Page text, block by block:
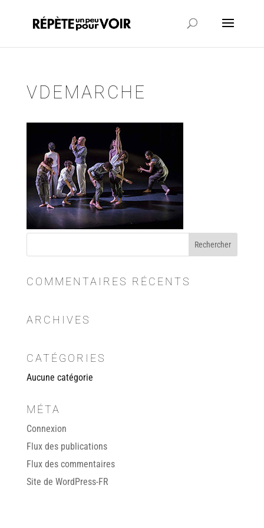
VDEMARCHE
COMMENTAIRES RÉCENTS
ARCHIVES
CATÉGORIES
Aucune catégorie
MÉTA
Connexion
Flux des publications
Flux des commentaires
Site de WordPress-FR